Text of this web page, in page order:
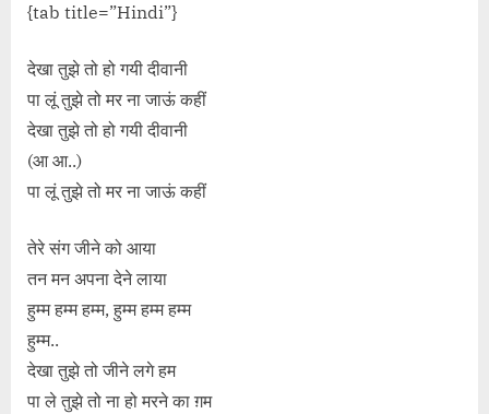
{tab title=”Hindi”}
देखा तुझे तो हो गयी दीवानी
पा लूं तुझे तो मर ना जाऊं कहीं
देखा तुझे तो हो गयी दीवानी
(आ आ..)
पा लूं तुझे तो मर ना जाऊं कहीं
तेरे संग जीने को आया
तन मन अपना देने लाया
हुम्म हम्म हम्म, हुम्म हम्म हम्म
हुम्म..
देखा तुझे तो जीने लगे हम
पा ले तुझे तो ना हो मरने का ग़म